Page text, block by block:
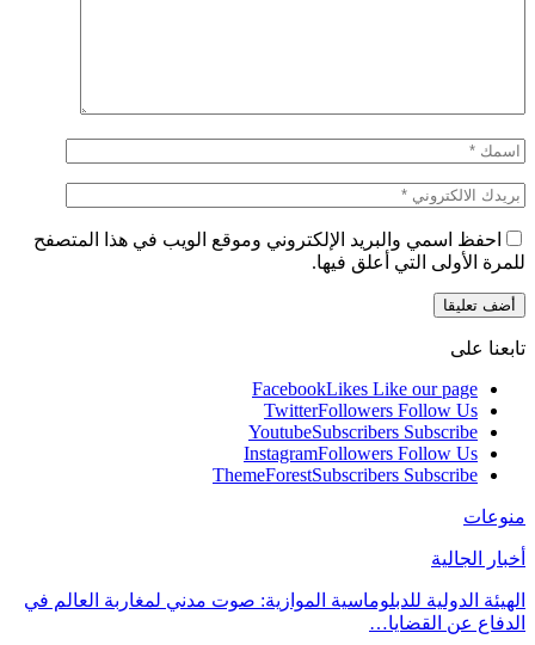
احفظ اسمي والبريد الإلكتروني وموقع الويب في هذا المتصفح
للمرة الأولى التي أعلق فيها.
تابعنا على
FacebookLikes Like our page
TwitterFollowers Follow Us
YoutubeSubscribers Subscribe
InstagramFollowers Follow Us
ThemeForestSubscribers Subscribe
منوعات
أخبار الجالية
الهيئة الدولية للدبلوماسية الموازية: صوت مدني لمغاربة العالم في
الدفاع عن القضايا…